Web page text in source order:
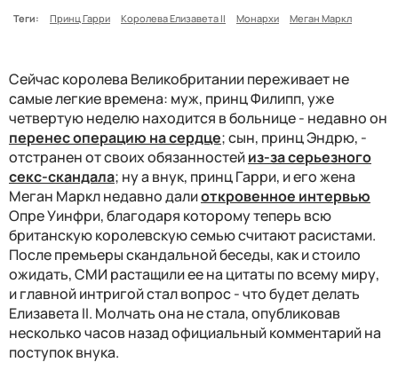
Теги:
Принц Гарри Королева Елизавета II Монархи Меган Маркл
Сейчас королева Великобритании переживает не
самые легкие времена: муж, принц Филипп, уже
четвертую неделю находится в больнице - недавно он
перенес операцию на сердце; сын, принц Эндрю, -
отстранен от своих обязанностейиз-за серьезного
секс-скандала; ну а внук, принц Гарри, и его жена
Меган Маркл недавно далиоткровенное интервью
Опре Уинфри, благодаря которому теперь всю
британскую королевскую семью считают расистами.
После премьеры скандальной беседы, как и стоило
ожидать, СМИ растащили ее на цитаты по всему миру,
и главной интригой стал вопрос - что будет делать
Елизавета II. Молчать она не стала, опубликовав
несколько часов назад официальный комментарий на
поступок внука.